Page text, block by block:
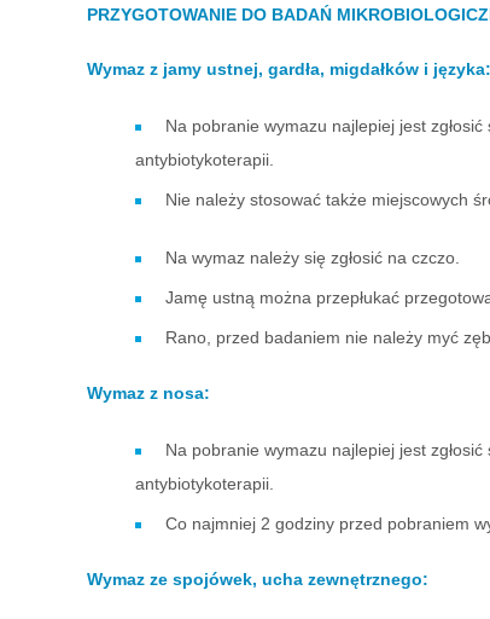
PRZYGOTOWANIE DO BADAŃ
Wymaz z jamy ustnej, gardła, migdałków i języka:
Na pobranie wymazu najlepiej jest
antybiotykoterapii.
Nie należy stosować także miejscowych
Na wymaz należy się zgłosić na czczo.
Jamę ustną można przepłukać
Rano, przed badaniem nie należy myć
Wymaz z nosa:
Na pobranie wymazu najlepiej jest
antybiotykoterapii.
Co najmniej 2 godziny przed pobraniem
Wymaz ze spojówek, ucha zewnętrznego: